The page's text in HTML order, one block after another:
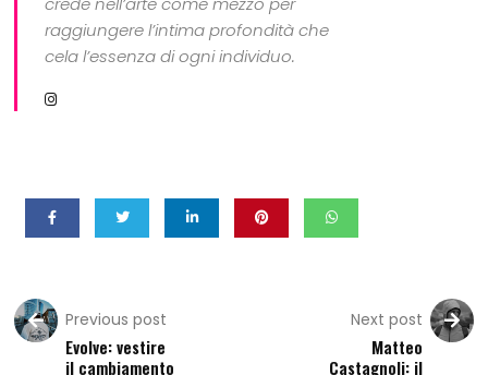
raggiungere l’intima profondità che
cela l’essenza di ogni individuo.
Previous post
Evolve: vestire
il cambiamento
Next post
Matteo
Castagnoli: il